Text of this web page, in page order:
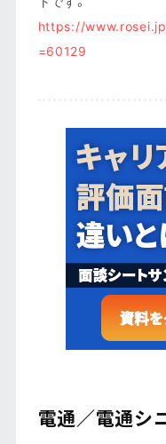
https://
=60129
電通／電通シ